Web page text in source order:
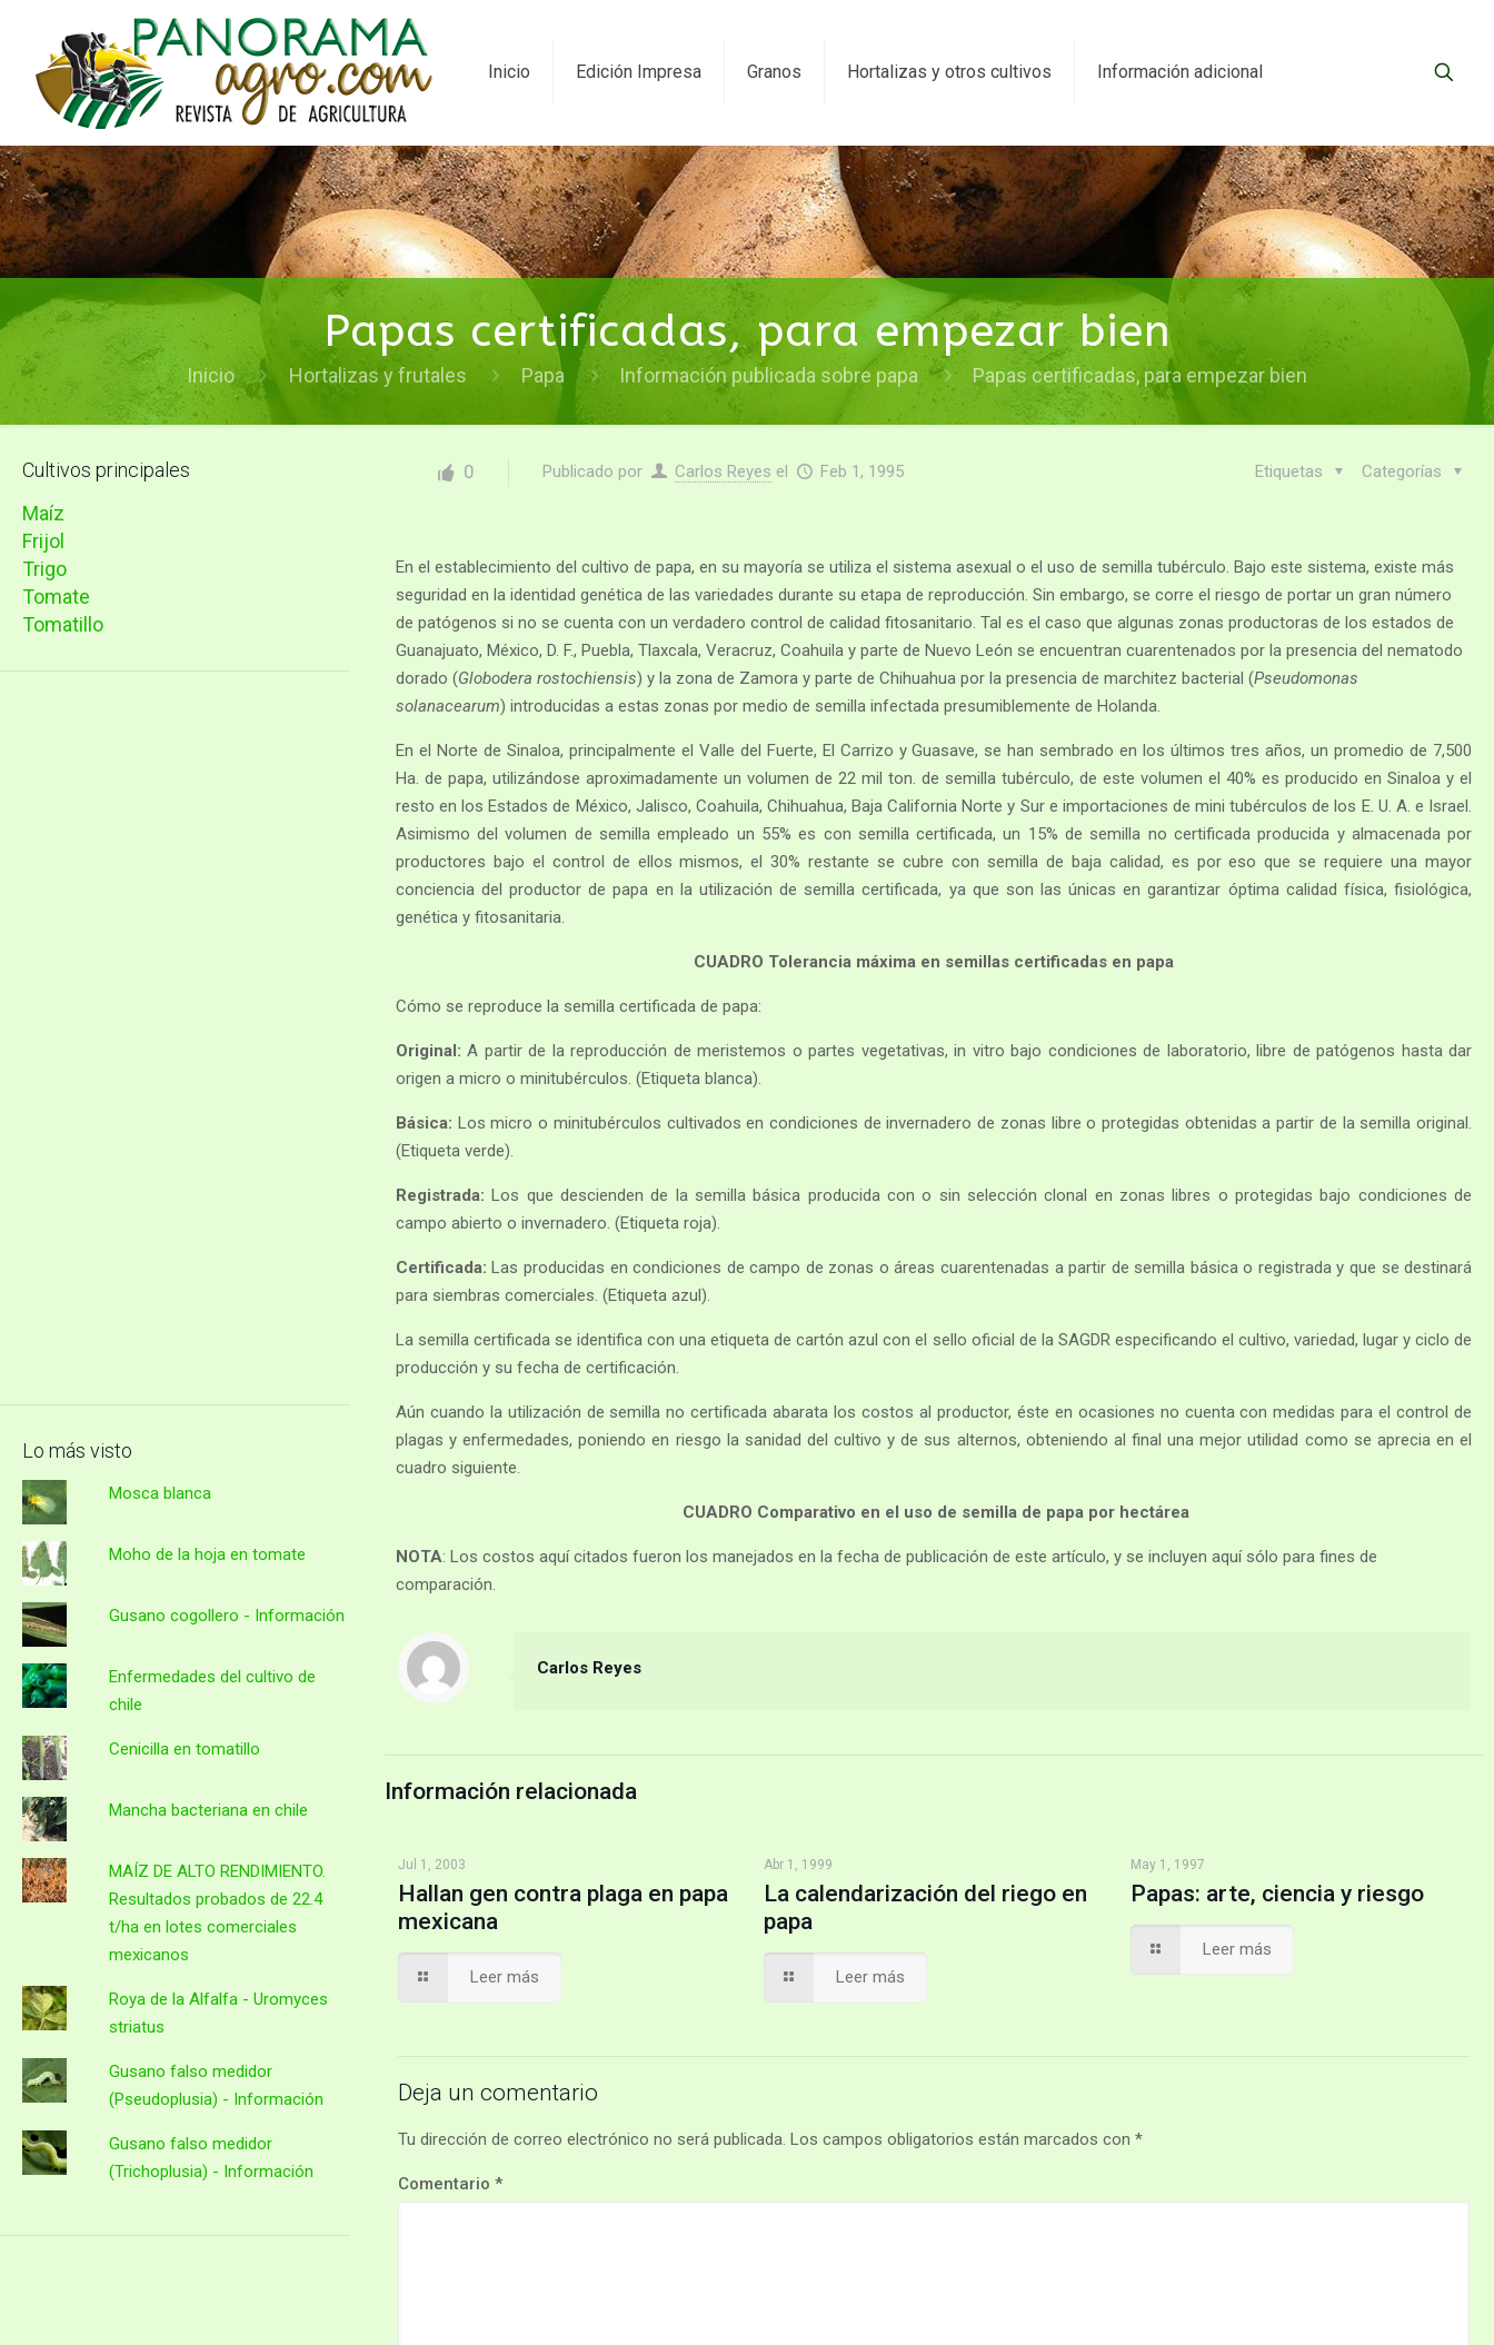
Inicio Edición Impresa Granos Hortalizas y otros cultivos Información adicional
Papas certificadas, para empezar bien
Inicio Hortalizas y frutales Papa Información publicada sobre papa Papas certificadas, para empezar bien
0 Publicado por Carlos Reyes el Feb 1, 1995 Categorías
Etiquetas
En el establecimiento del cultivo de papa, en su mayoría se utiliza el sistema asexual o el uso de semilla tubérculo. Bajo este sistema, existe más
seguridad en la identidad genética de las variedades durante su etapa de reproducción. Sin embargo, se corre el riesgo de portar un gran número
de patógenos si no se cuenta con un verdadero control de calidad fitosanitario. Tal es el caso que algunas zonas productoras de los estados de
Guanajuato, México, D. F., Puebla, Tlaxcala, Veracruz, Coahuila y parte de Nuevo León se encuentran cuarentenados por la presencia del nematodo
dorado (Globodera rostochiensis) y la zona de Zamora y parte de Chihuahua por la presencia de marchitez bacterial (Pseudomonas
solanacearum) introducidas a estas zonas por medio de semilla infectada presumiblemente de Holanda.
En el Norte de Sinaloa, principalmente el Valle del Fuerte, El Carrizo y Guasave, se han sembrado en los últimos tres años, un promedio de 7,500
Ha. de papa, utilizándose aproximadamente un volumen de 22 mil ton. de semilla tubérculo, de este volumen el 40% es producido en Sinaloa y el
resto en los Estados de México, Jalisco, Coahuila, Chihuahua, Baja California Norte y Sur e importaciones de mini tubérculos de los E. U. A. e Israel.
Asimismo del volumen de semilla empleado un 55% es con semilla certificada, un 15% de semilla no certificada producida y almacenada por
productores bajo el control de ellos mismos, el 30% restante se cubre con semilla de baja calidad, es por eso que se requiere una mayor
conciencia del productor de papa en la utilización de semilla certificada, ya que son las únicas en garantizar óptima calidad física, fisiológica,
genética y fitosanitaria.
CUADRO Tolerancia máxima en semillas certificadas en papa
Cómo se reproduce la semilla certificada de papa:
Original: A partir de la reproducción de meristemos o partes vegetativas, in vitro bajo condiciones de laboratorio, libre de patógenos hasta dar
origen a micro o minitubérculos. (Etiqueta blanca).
Básica: Los micro o minitubérculos cultivados en condiciones de invernadero de zonas libre o protegidas obtenidas a partir de la semilla original.
(Etiqueta verde).
Registrada: Los que descienden de la semilla básica producida con o sin selección clonal en zonas libres o protegidas bajo condiciones de
campo abierto o invernadero. (Etiqueta roja).
Certificada: Las producidas en condiciones de campo de zonas o áreas cuarentenadas a partir de semilla básica o registrada y que se destinará
para siembras comerciales. (Etiqueta azul).
La semilla certificada se identifica con una etiqueta de cartón azul con el sello oficial de la SAGDR especificando el cultivo, variedad, lugar y ciclo de
producción y su fecha de certificación.
Aún cuando la utilización de semilla no certificada abarata los costos al productor, éste en ocasiones no cuenta con medidas para el control de
plagas y enfermedades, poniendo en riesgo la sanidad del cultivo y de sus alternos, obteniendo al final una mejor utilidad como se aprecia en el
cuadro siguiente.
CUADRO Comparativo en el uso de semilla de papa por hectárea
NOTA: Los costos aquí citados fueron los manejados en la fecha de publicación de este artículo, y se incluyen aquí sólo para fines de
comparación.
Carlos Reyes
Información relacionada
Jul 1, 2003
Hallan gen contra plaga en papa
mexicana
Leer más
Abr 1, 1999
La calendarización del riego en
papa
Leer más
May 1, 1997
Papas: arte, ciencia y riesgo
Leer más
Deja un comentario
Tu dirección de correo electrónico no será publicada. Los campos obligatorios están marcados con *
Comentario *
Cultivos principales
Maíz
Frijol
Trigo
Tomate
Tomatillo
Lo más visto
Mosca blanca
Moho de la hoja en tomate
Gusano cogollero - Información
Enfermedades del cultivo de
chile
Cenicilla en tomatillo
Mancha bacteriana en chile
MAÍZ DE ALTO RENDIMIENTO.
Resultados probados de 22.4
t/ha en lotes comerciales
mexicanos
Roya de la Alfalfa - Uromyces
striatus
Gusano falso medidor
(Pseudoplusia) - Información
Gusano falso medidor
(Trichoplusia) - Información